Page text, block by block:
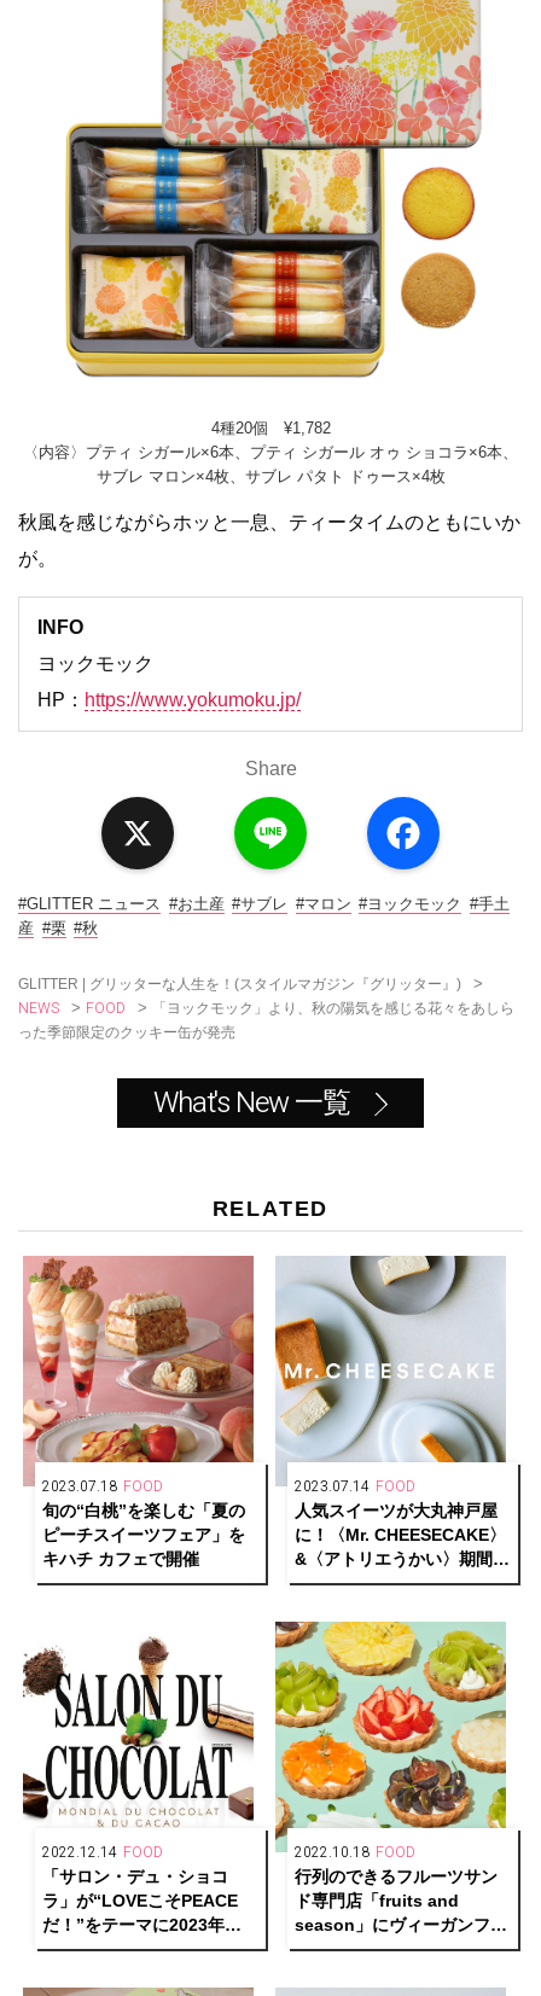
4種20個 ¥1,782
〈内容〉プティ シガール×6本、プティ シガール オゥ ショコラ×6本、
サブレ マロン×4枚、サブレ パタト ドゥース×4枚
秋風を感じながらホッと一息、ティータイムのともにいか
が。
INFO
ヨックモック
HP： https://www.yokumoku.jp/
Share
a
c
o
#GLITTER ニュース #お土産 #サブレ #マロン #ヨックモック #手土
産 #栗 #秋
GLITTER | グリッターな人生を！(スタイルマガジン『グリッター』) >
NEWS > FOOD >
「ヨックモック」より、秋の陽気を感じる花々をあしら
った季節限定のクッキー缶が発売
What's New 一覧
RELATED
2023.07.18 FOOD
旬の“白桃”を楽しむ「夏の
ピーチスイーツフェア」を
キハチ カフェで開催
2023.07.14 FOOD
人気スイーツが大丸神戸屋
に！〈Mr. CHEESECAKE〉
&〈アトリエうかい〉期間限
定ショップで登場
2022.12.14 FOOD
「サロン・デュ・ショコ
ラ」が“LOVEこそPEACE
だ！”をテーマに2023年も
開催決定！
2022.10.18 FOOD
行列のできるフルーツサン
ド専門店「fruits and
season」にヴィーガンフル
ーツタルトが新登場